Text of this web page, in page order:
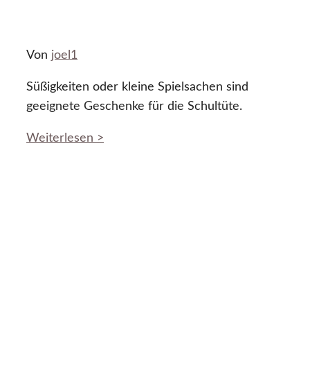
Von joel1
Süßigkeiten oder kleine Spielsachen sind
geeignete Geschenke für die Schultüte.
Weiterlesen >